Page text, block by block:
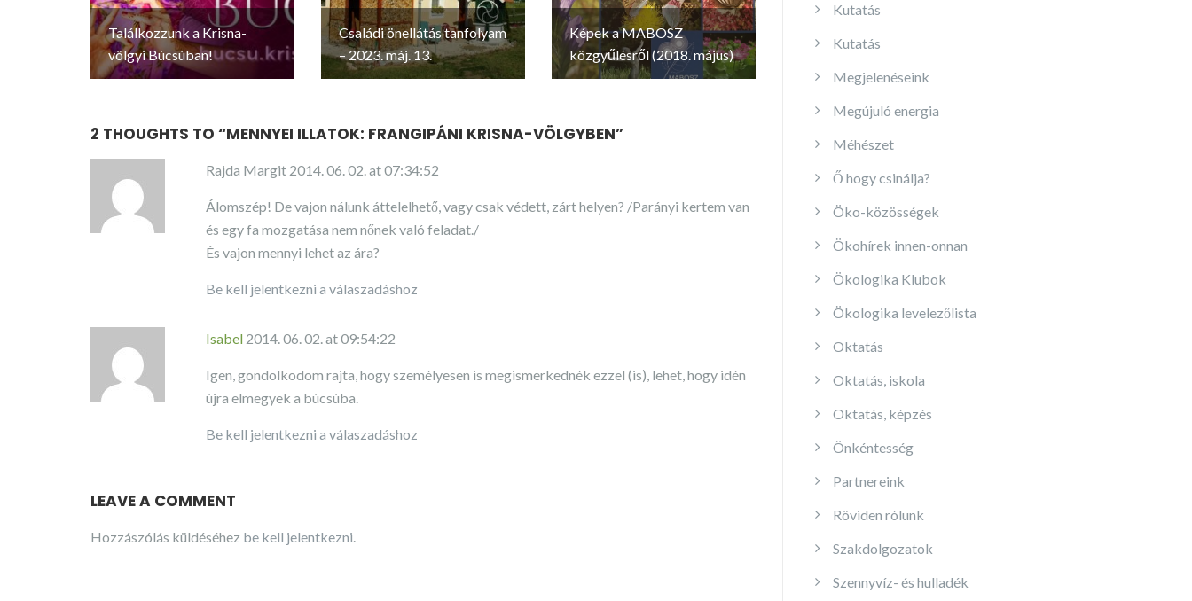
Találkozzunk a Krisna-
völgyi Búcsúban!
Családi önellátás tanfolyam
– 2023. máj. 13.
Képek a MABOSZ
közgyűlésről (2018. május)
2 THOUGHTS TO “MENNYEI ILLATOK: FRANGIPÁNI KRISNA-VÖLGYBEN”
Rajda Margit 2014. 06. 02. at 07:34:52
Álomszép! De vajon nálunk áttelelhető, vagy csak védett, zárt helyen? /Parányi kertem van
és egy fa mozgatása nem nőnek való feladat./
És vajon mennyi lehet az ára?
Be kell jelentkezni a válaszadáshoz
Isabel 2014. 06. 02. at 09:54:22
Igen, gondolkodom rajta, hogy személyesen is megismerkednék ezzel (is), lehet, hogy idén
újra elmegyek a búcsúba.
Be kell jelentkezni a válaszadáshoz
LEAVE A COMMENT
Hozzászólás küldéséhez be kell jelentkezni.
Kutatás
Kutatás
Megjelenéseink
Megújuló energia
Méhészet
Ő hogy csinálja?
Öko-közösségek
Ökohírek innen-onnan
Ökologika Klubok
Ökologika levelezőlista
Oktatás
Oktatás, iskola
Oktatás, képzés
Önkéntesség
Partnereink
Röviden rólunk
Szakdolgozatok
Szennyvíz- és hulladék